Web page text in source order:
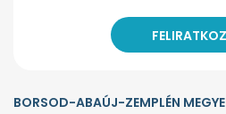
BORSOD-ABAÚJ-ZEMPLÉN MEGYE